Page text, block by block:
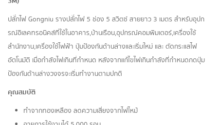
ปลั๊กไฟ Gongniu รางปลั๊กไฟ 5 ช่อง 5 สวิตซ์ สายยาว 3 เมตร สำหรับอุปก
รณ์อิเลคทรอนิคส์ที่ใช้ในอาคาร,บ้านเรือน,อุปกรณ์คอมพิมเตอร์,เครื่องใช้
สำนักงาน,เครื่องใช้ไฟฟ้า ปุ่มป้องกันด้านล่างและเริ่มใหม่ และ ตัดกระแสไฟ
อัตโนมัติ เมื่อกำลังไฟเกินที่กำหนด หลังจากแก้ไขไฟเกินกำลังที่กำหนดกดปุ่ม
ป้องกันด้านล่างวงจรจะเริ่มทำงานตามปกติ
คุณสมบัติ
ทำจากทองเหลือง ลดความเสี่ยงจากไฟไหม้